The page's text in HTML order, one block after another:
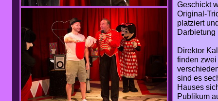
Geschickt
Original-
platziert
Direktor
finden
sind es
Hauses
Publikum